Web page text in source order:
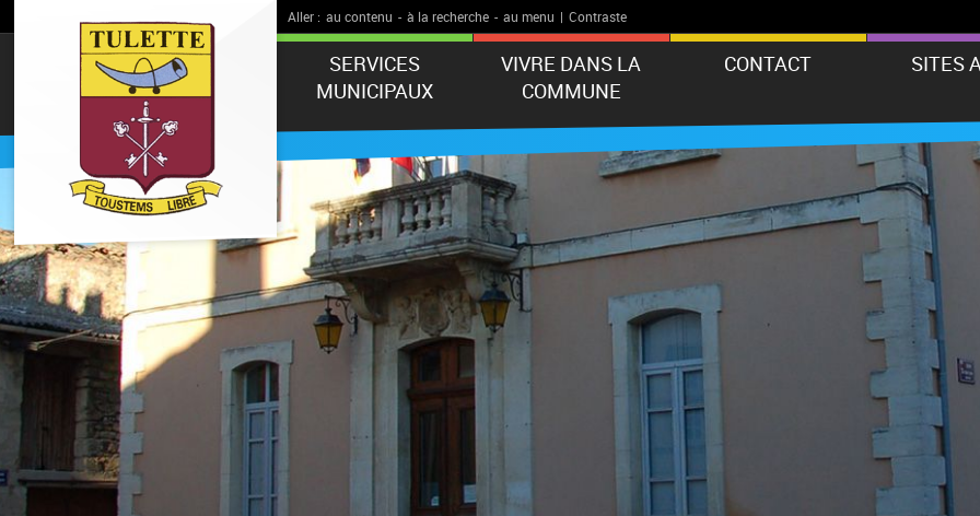
Aller : au contenu - à la recherche - au menu | Contraste
SERVICES
MUNICIPAUX
VIVRE DANS LA
COMMUNE
CONTACT SITES